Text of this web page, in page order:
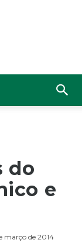
do
e
março de 2014